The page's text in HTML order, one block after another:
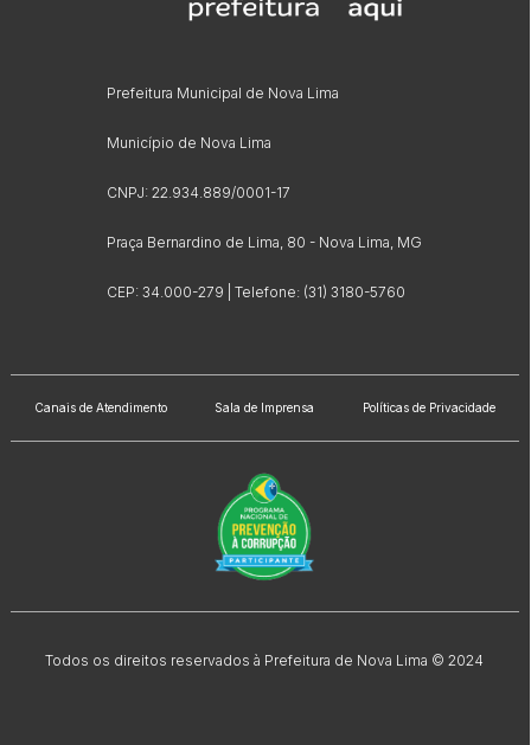
Prefeitura Municipal de Nova Lima
Município de Nova Lima
CNPJ: 22.934.889/0001-17
Praça Bernardino de Lima, 80 - Nova Lima, MG
CEP: 34.000-279 | Telefone: (31) 3180-5760
Canais de Atendimento Sala de Imprensa Políticas de Privacidade
Todos os direitos reservados à Prefeitura de Nova Lima © 2024